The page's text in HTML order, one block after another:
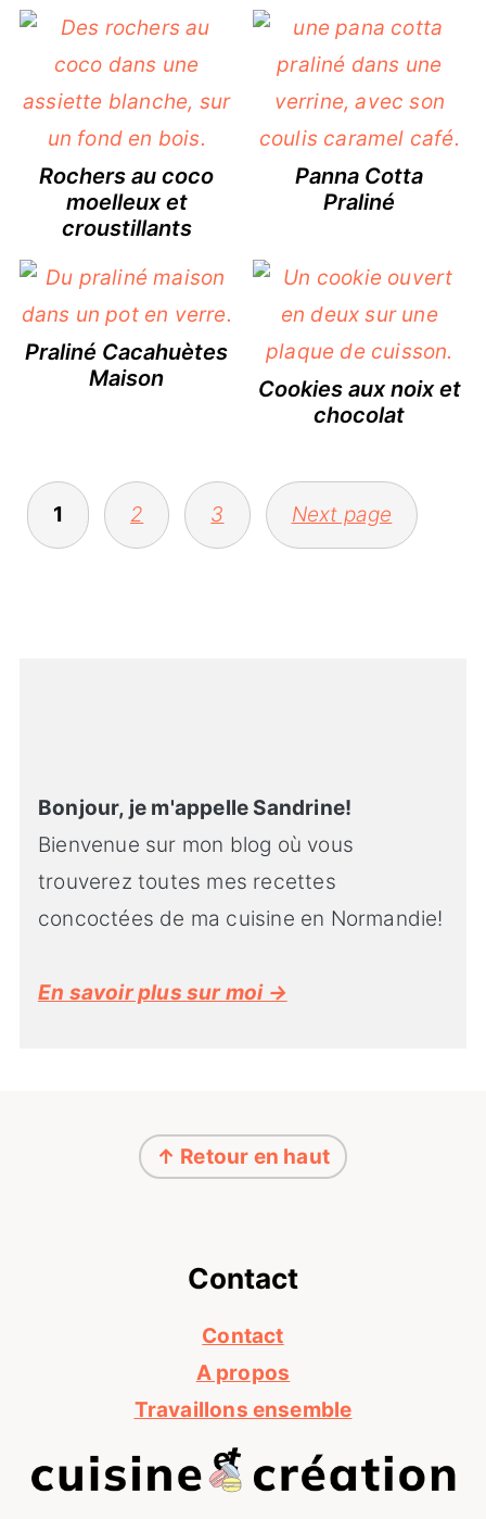
Rochers au coco
moelleux et
croustillants
Panna Cotta
Praliné
Praliné Cacahuètes
Maison
Cookies aux noix et
chocolat
Pagination
1 2 3 Next page
Bonjour, je m'appelle Sandrine!
Bienvenue sur mon blog où vous
trouverez toutes mes recettes
concoctées de ma cuisine en Normandie!
En savoir plus sur moi →
↑ Retour en haut
Contact
Contact
A propos
Travaillons ensemble